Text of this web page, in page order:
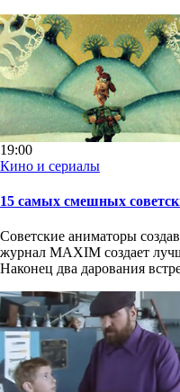
19:00
Кино и сериалы
15 самых смешных
Советские аниматоры
журнал MAXIM создает
Наконец два дарования